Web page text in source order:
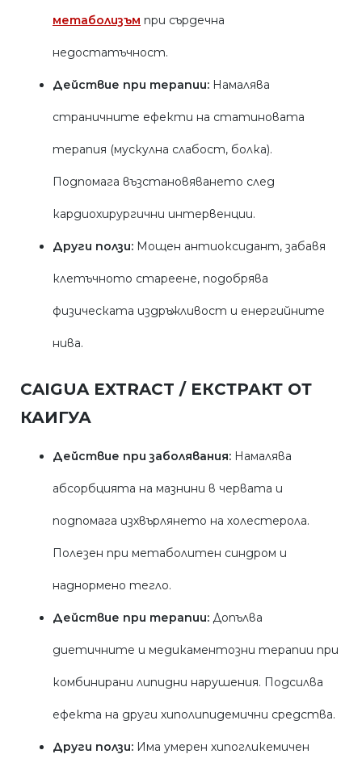
метаболизъм при сърдечна
недостатъчност.
Действие при терапии: Намалява
страничните ефекти на статиновата
терапия (мускулна слабост, болка).
Подпомага възстановяването след
кардиохирургични интервенции.
Други ползи: Мощен антиоксидант, забавя
клетъчното стареене, подобрява
физическата издръжливост и енергийните
нива.
CAIGUA EXTRACT / ЕКСТРАКТ ОТ
КАИГУА
Действие при заболявания: Намалява
абсорбцията на мазнини в червата и
подпомага изхвърлянето на холестерола.
Полезен при метаболитен синдром и
наднормено тегло.
Действие при терапии: Допълва
диетичните и медикаментозни терапии при
комбинирани липидни нарушения. Подсилва
ефекта на други хиполипидемични средства.
Други ползи: Има умерен хипогликемичен